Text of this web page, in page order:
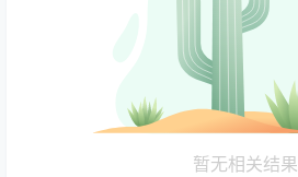
暂无相关结果